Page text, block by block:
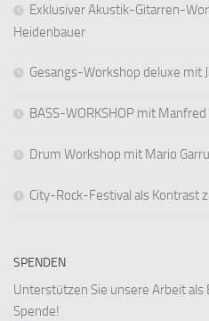
Exklusiver Akustik-Gitarren-
Heidenbauer
Gesangs-Workshop deluxe mit
BASS-WORKSHOP mit Manfred
Drum Workshop mit Mario
City-Rock-Festival als Kontrast
SPENDEN
Unterstützen Sie unsere Arbeit als
Spende!